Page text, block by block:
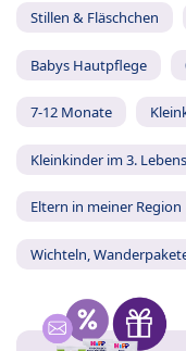
Stillen & Fläschchen
Babys Hautpflege
7-12 Monate
Kleinkinder im 3.
Eltern in meiner Region
Wichteln,